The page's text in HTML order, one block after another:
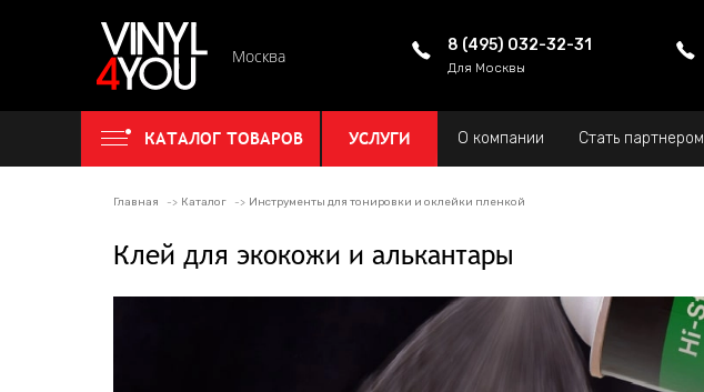
Москва
8 (495) 032-32-31
Для Москвы
КАТАЛОГ ТОВАРОВ УСЛУГИ О компании Стать партнером
Главная Каталог Инструменты для тонировки и оклейки пленкой
Клей для экокожи и алькантары